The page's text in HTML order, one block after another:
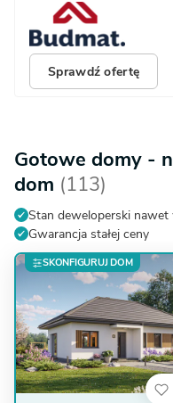
Sprawdź ofertę
Gotowe domy -
dom (113)
Stan deweloperski nawet
Gwarancja stałej ceny
SKONFIGURUJ DOM